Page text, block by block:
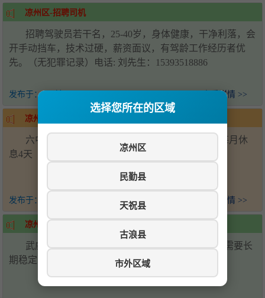
选择您所在的区域
凉州区
民勤县
天祝县
古浪县
市外区域
凉州区-招聘司机
招聘驾驶员若干名，25-40岁，身体健康，干净利落，会
开手动挡车，技术过硬，薪资面议，有驾龄工作经历者优
先。（无犯罪记录）电话: 刘先生：15393518886
发布于： 查看详情 >>
凉州区-招聘帮厨
六中学校食堂招聘后厨帮厨2名，会压面优先，每月休
息4天（上六休一）工资面议-电话15393538881
发布于： 查看详情 >>
凉州区-招聘
武威万达广场招聘川湘菜炒锅两名，配菜两名，需要长
期稳定，要求技术过硬，联系电话19958567158